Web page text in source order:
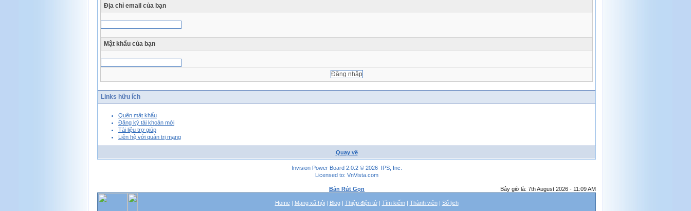
Địa chỉ email của bạn
Mật khẩu của bạn
Links hữu ích
Quên mật khẩu
Đăng ký tài khoản mới
Tài liệu trợ giúp
Liên hệ với quản trị mạng
Quay về
Invision Power Board 2.0.2 © 2026 IPS, Inc.
Licensed to: VnVista.com
Bản Rút Gọn Bây giờ là: 7th August 2026 - 11:09 AM
Home| Mạng xã hội| Blog| Thiệp điện tử| Tìm kiếm| Thành viên| Sổ lịch